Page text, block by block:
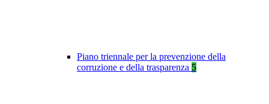
Piano triennale per la prevenzione della
corruzione e della trasparenza 5